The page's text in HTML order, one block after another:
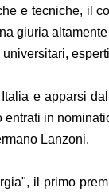
e tecniche, il
giuria
e apparsi
in
Lanzoni.
il primo